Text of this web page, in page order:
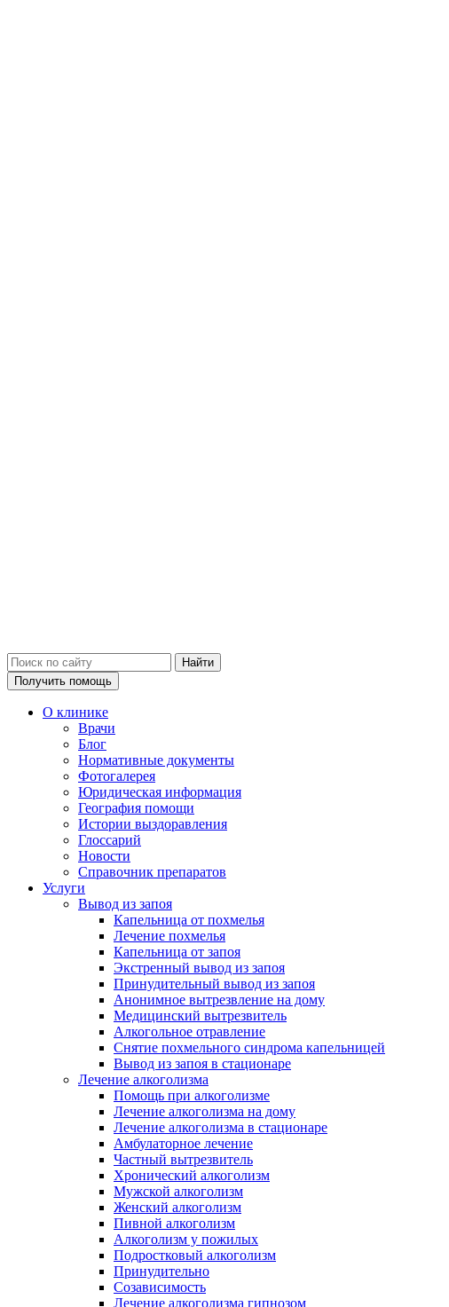
Получить помощь
О клинике
Врачи
Блог
Нормативные документы
Фотогалерея
Юридическая информация
География помощи
Истории выздоравления
Глоссарий
Новости
Справочник препаратов
Услуги
Вывод из запоя
Капельница от похмелья
Лечение похмелья
Капельница от запоя
Экстренный вывод из запоя
Принудительный вывод из запоя
Анонимное вытрезвление на дому
Медицинский вытрезвитель
Алкогольное отравление
Снятие похмельного синдрома капельницей
Вывод из запоя в стационаре
Лечение алкоголизма
Помощь при алкоголизме
Лечение алкоголизма на дому
Лечение алкоголизма в стационаре
Амбулаторное лечение
Частный вытрезвитель
Хронический алкоголизм
Мужской алкоголизм
Женский алкоголизм
Пивной алкоголизм
Алкоголизм у пожилых
Подростковый алкоголизм
Принудительно
Созависимость
Лечение алкоголизма гипнозом